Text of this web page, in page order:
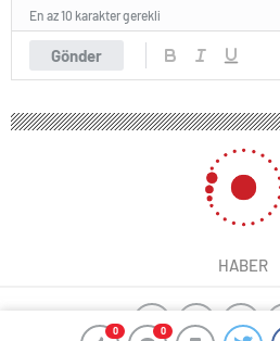
0 0
Gönder
En az 10 karakter gerekli
HABER